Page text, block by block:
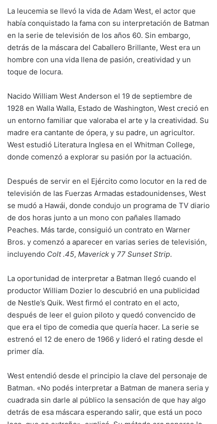
La leucemia se llevó la vida de Adam West, el actor que
había conquistado la fama con su interpretación de Batman
en la serie de televisión de los años 60. Sin embargo,
detrás de la máscara del Caballero Brillante, West era un
hombre con una vida llena de pasión, creatividad y un
toque de locura.
Nacido William West Anderson el 19 de septiembre de
1928 en Walla Walla, Estado de Washington, West creció en
un entorno familiar que valoraba el arte y la creatividad. Su
madre era cantante de ópera, y su padre, un agricultor.
West estudió Literatura Inglesa en el Whitman College,
donde comenzó a explorar su pasión por la actuación.
Después de servir en el Ejército como locutor en la red de
televisión de las Fuerzas Armadas estadounidenses, West
se mudó a Hawái, donde condujo un programa de TV diario
de dos horas junto a un mono con pañales llamado
Peaches. Más tarde, consiguió un contrato en Warner
Bros. y comenzó a aparecer en varias series de televisión,
incluyendo Colt .45, Maverick y 77 Sunset Strip.
La oportunidad de interpretar a Batman llegó cuando el
productor William Dozier lo descubrió en una publicidad
de Nestle’s Quik. West firmó el contrato en el acto,
después de leer el guion piloto y quedó convencido de
que era el tipo de comedia que quería hacer. La serie se
estrenó el 12 de enero de 1966 y lideró el rating desde el
primer día.
West entendió desde el principio la clave del personaje de
Batman. «No podés interpretar a Batman de manera seria y
cuadrada sin darle al público la sensación de que hay algo
detrás de esa máscara esperando salir, que está un poco